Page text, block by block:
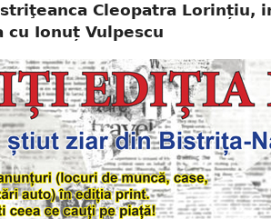
Cleopatra Lorințiu,
cu Ionuț Vulpescu